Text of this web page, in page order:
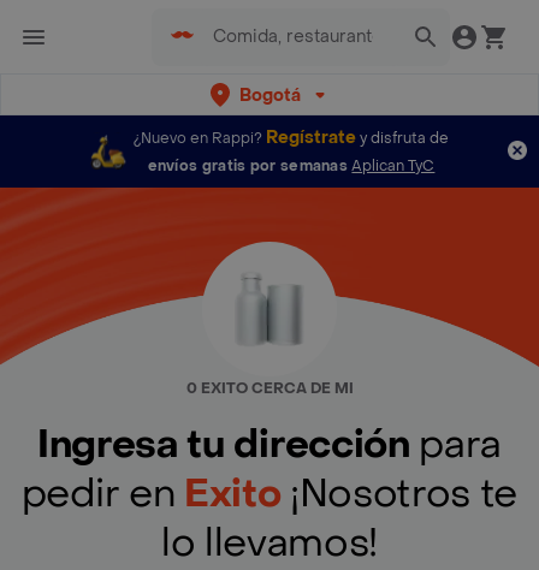
Bogotá
¿Nuevo en Rappi? Regístratey disfruta de
envíos gratis por semanas Aplican TyC
0 EXITO CERCA DE MI
Ingresa tu dirección para
pedir en Exito ¡Nosotros te
lo llevamos!